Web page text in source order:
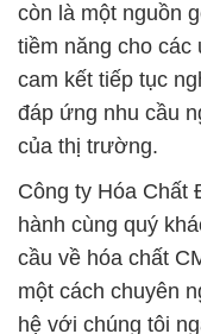
còn là một nguồn
tiềm năng cho
cam kết tiếp tục
đáp ứng nhu cầu
của thị trường.
Công ty Hóa Chất
hành cùng quý
cầu về hóa chất
một cách chuyên
hệ với chúng tôi